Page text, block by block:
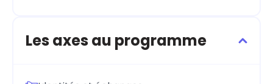
Les axes au programme